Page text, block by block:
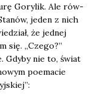
Gory­lik. Ale rów­
jeden z nich
że jed­nej
się. „Cze­go?”
Gdy­by nie to, świat
poema­cie